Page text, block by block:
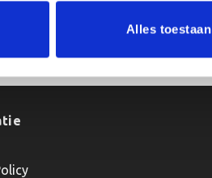
Alles toestaan